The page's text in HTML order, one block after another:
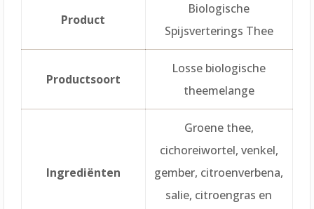
Product
Biologische
Spijsverterings Thee
Productsoort
Losse biologische
theemelange
Ingrediënten
Groene thee,
cichoreiwortel, venkel,
gember, citroenverbena,
salie, citroengras en